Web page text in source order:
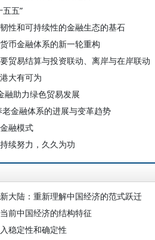
五”
性和可持续性的金融生态的基石
币金融体系的新一轮重构
贸易结算与投资联动、离岸与在岸联动
大有可为
融助力绿色贸易发展
金融体系的进展与变革趋势
融模式
续努力，久久为功
大陆：重新理解中国经济的范式跃迁
前中国经济的结构特征
稳定性和确定性